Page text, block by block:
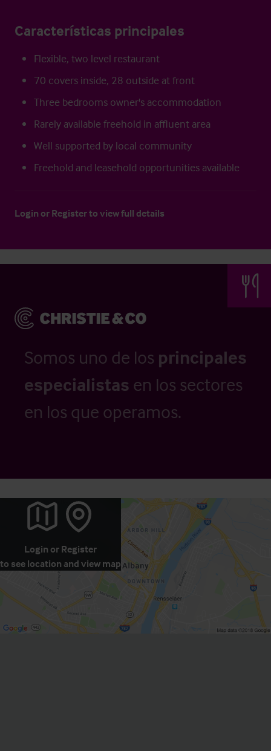
Características principales
Flexible, two level restaurant
70 covers inside, 28 outside at front
Three bedrooms owner's accommodation
Rarely available freehold in affluent area
Well supported by local community
Freehold and leasehold opportunities available
Login or Registerto view full details
Somos uno de los principales
especialistas en los sectores
en los que operamos.
Login or Register
to see location and view map